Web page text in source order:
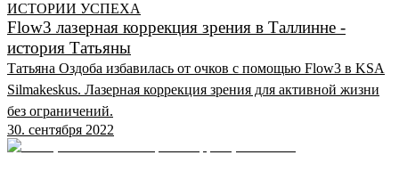
ИСТОРИИ УСПЕХА
Flow3 лазерная коррекция зрения в Таллинне -
история Татьяны
Татьяна Оздоба избавилась от очков с помощью Flow3 в KSA
Silmakeskus. Лазерная коррекция зрения для активной жизни
без ограничений.
30. сентября 2022